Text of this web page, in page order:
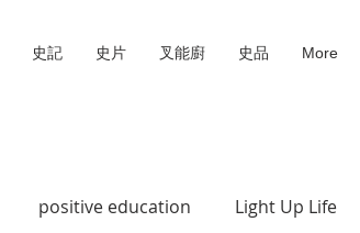
史記 史片 叉能廚 史品 More
positive education Light Up Life